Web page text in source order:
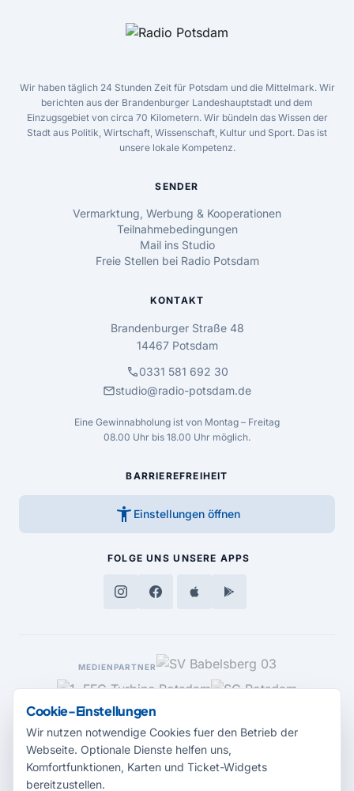
Wir haben täglich 24 Stunden Zeit für Potsdam und die Mittelmark. Wir
berichten aus der Brandenburger Landeshauptstadt und dem
Einzugsgebiet von circa 70 Kilometern. Wir bündeln das Wissen der
Stadt aus Politik, Wirtschaft, Wissenschaft, Kultur und Sport. Das ist
unsere lokale Kompetenz.
SENDER
Vermarktung, Werbung & Kooperationen
Teilnahmebedingungen
Mail ins Studio
Freie Stellen bei Radio Potsdam
KONTAKT
Brandenburger Straße 48
14467 Potsdam
call0331 581 692 30
mailstudio@radio-potsdam.de
Eine Gewinnabholung ist von Montag – Freitag
08.00 Uhr bis 18.00 Uhr möglich.
BARRIEREFREIHEIT
accessibility_new Einstellungen öffnen
FOLGE UNS UNSERE APPS
MEDIENPARTNER
Cookie-Einstellungen
Wir nutzen notwendige Cookies fuer den Betrieb der
Webseite. Optionale Dienste helfen uns,
Komfortfunktionen, Karten und Ticket-Widgets
bereitzustellen.